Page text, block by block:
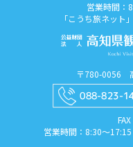
営業時間：
「こうち旅ネット
〒780-0056
営業時間：8:30〜17:15